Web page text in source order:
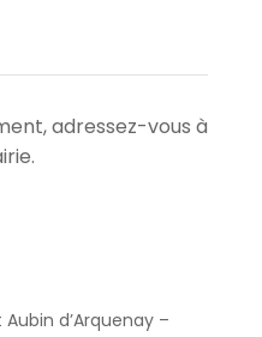
adressez-vous à
d’Arquenay –